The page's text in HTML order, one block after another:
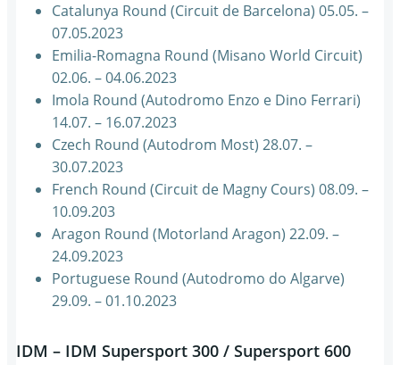
Catalunya Round (Circuit de Barcelona) 05.05. –
07.05.2023
Emilia-Romagna Round (Misano World Circuit)
02.06. – 04.06.2023
Imola Round (Autodromo Enzo e Dino Ferrari)
14.07. – 16.07.2023
Czech Round (Autodrom Most) 28.07. –
30.07.2023
French Round (Circuit de Magny Cours) 08.09. –
10.09.203
Aragon Round (Motorland Aragon) 22.09. –
24.09.2023
Portuguese Round (Autodromo do Algarve)
29.09. – 01.10.2023
IDM – IDM Supersport 300 / Supersport 600